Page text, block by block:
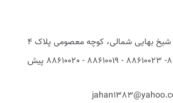
شیخ بهایی شمالی، کوچه معصومی پلاک 4
تلفن تماس: 88610021- 88610023 - 88610019 - 88610020 پیش